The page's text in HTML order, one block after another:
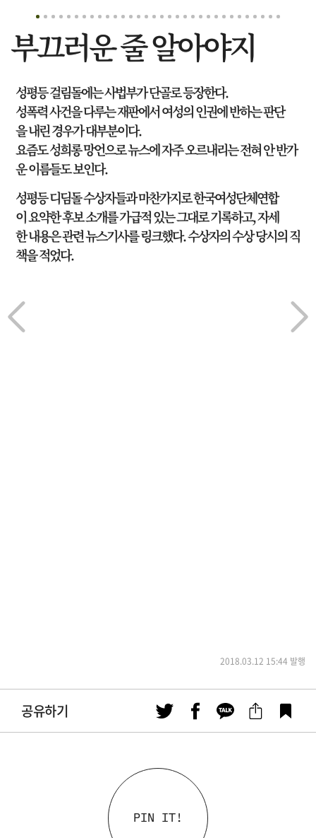
부끄러운 줄 알아야지
성평등 걸림돌에는 사법부가 단골로 등장한다.
성폭력 사건을 다루는 재판에서 여성의 인권에 반하는 판단
을 내린 경우가 대부분이다.
요즘도 성희롱 망언으로 뉴스에 자주 오르내리는 전혀 안 반가
운 이름들도 보인다.
성평등 디딤돌 수상자들과 마찬가지로 한국여성단체연합
이 요약한 후보 소개를 가급적 있는 그대로 기록하고, 자세
한 내용은 관련 뉴스기사를 링크했다. 수상자의 수상 당시의 직
책을 적었다.
2018.03.12 15:44 발행
공유하기
PIN IT!